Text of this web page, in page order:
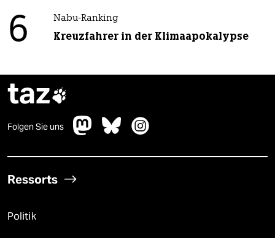
6 Nabu-Ranking
Kreuzfahrer in der Klimaapokalypse
taz
Folgen Sie uns
Ressorts
Politik